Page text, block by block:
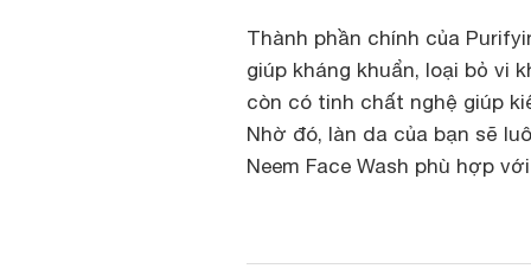
Thành phần chính của
giúp kháng khuẩn, loại bỏ vi
còn có tinh chất nghệ giúp
Nhờ đó, làn da của bạn sẽ
Neem Face Wash phù hợp